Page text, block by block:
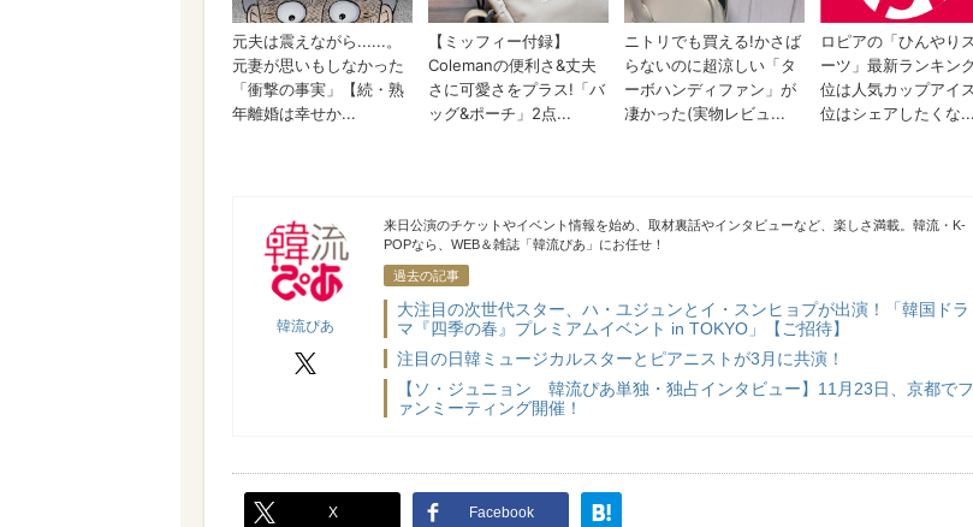
韓流ぴあ
韓流ぴあ
来日公演のチケットやイベント情報を始め、取材裏話やインタビューなど、楽しさ満載。韓流・K-
POPなら、WEB＆雑誌「韓流ぴあ」にお任せ！
過去の記事
大注目の次世代スター、ハ・ユジュンとイ・スンヒョプが出演！「韓国ドラ
マ『四季の春』プレミアムイベント in TOKYO」【ご招待】
注目の日韓ミュージカルスターとピアニストが3月に共演！
【ソ・ジュニョン 韓流ぴあ単独・独占インタビュー】11月23日、京都でフ
ァンミーティング開催！
X Facebook